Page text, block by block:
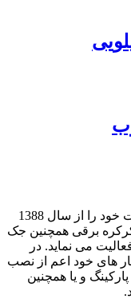
شرکت خدماتی کرکره برقی کهربادُر فعالیت خود را از سال 1388
برقی همچنین جک
می نماید. در
های خود اعم از نصب
و یا همچنین